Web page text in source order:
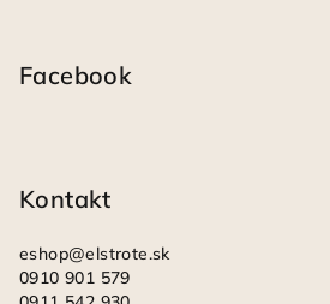
Facebook
Kontakt
eshop@elstrote.sk
0910 901 579